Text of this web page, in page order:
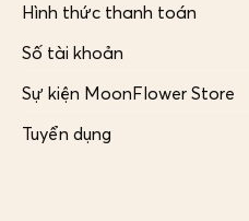
Hình thức thanh toán
Số tài khoản
Sự kiện MoonFlower Store
Tuyển dụng